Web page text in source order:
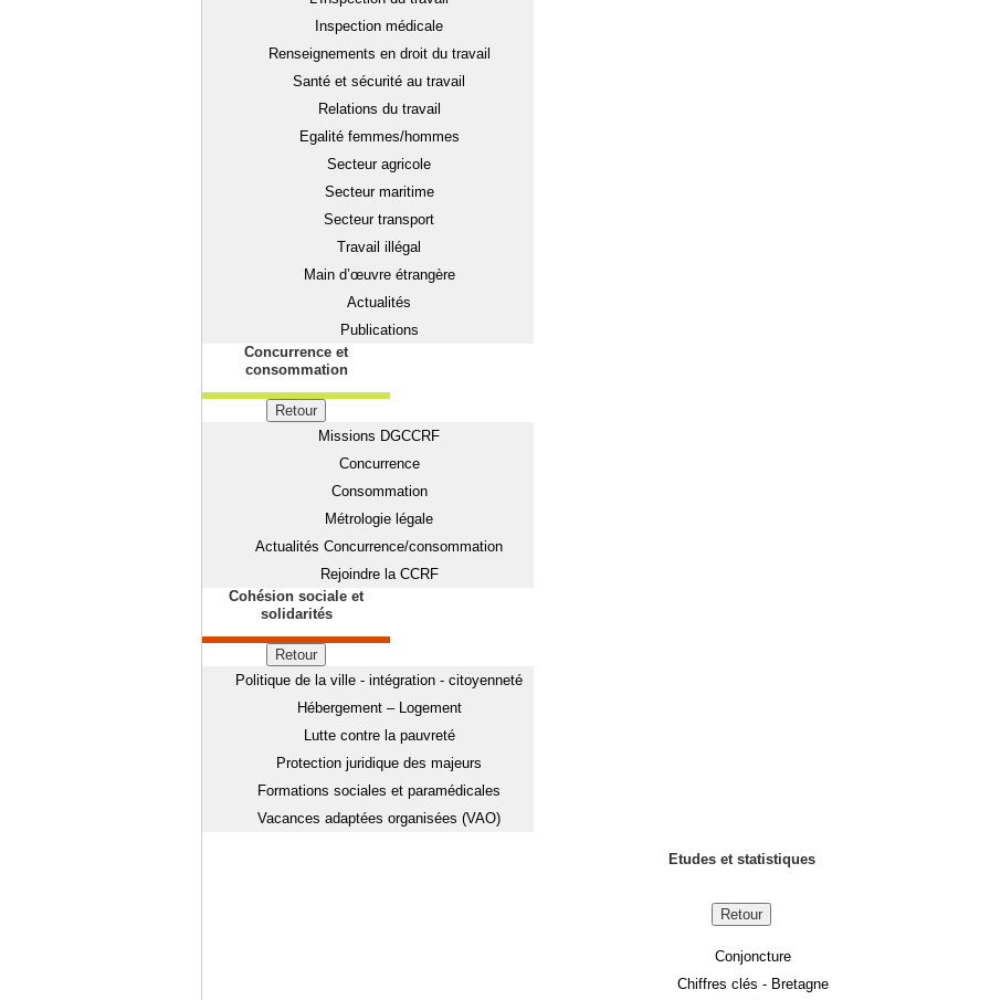
Inspection médicale
Renseignements en droit du travail
Santé et sécurité au travail
Relations du travail
Egalité femmes/hommes
Secteur agricole
Secteur maritime
Secteur transport
Travail illégal
Main d’œuvre étrangère
Actualités
Publications
Concurrence et
consommation
Retour
Missions DGCCRF
Concurrence
Consommation
Métrologie légale
Actualités Concurrence/consommation
Rejoindre la CCRF
Cohésion sociale et
solidarités
Retour
Politique de la ville - intégration - citoyenneté
Hébergement – Logement
Lutte contre la pauvreté
Protection juridique des majeurs
Formations sociales et paramédicales
Vacances adaptées organisées (VAO)
Etudes et statistiques
Retour
Conjoncture
Chiffres clés - Bretagne